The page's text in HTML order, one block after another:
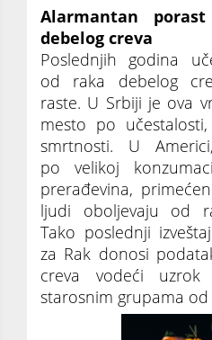
Alarmantan
debelog creva
Poslednjih godina
od raka debelog
raste. U Srbiji je ova
mesto po
smrtnosti. U
po velikoj
prerađevina,
ljudi oboljevaju od
Tako poslednji
za Rak donosi
creva vodeći
starosnim grupama od